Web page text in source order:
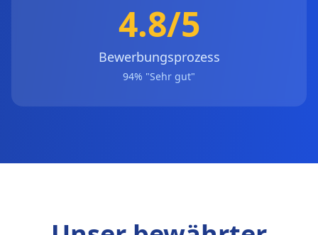
4.8/5
Bewerbungsprozess
94% "Sehr gut"